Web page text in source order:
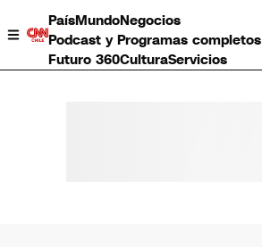
PaísMundoNegocios
Podcast y Programas completos
Futuro 360CulturaServicios